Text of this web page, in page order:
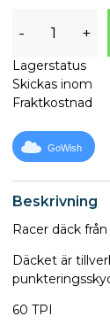
Beskrivning
Racer däck
Däcket är
60 TPI
- +
Lagerstatus
Skickas inom
Fraktkostnad
GoWish